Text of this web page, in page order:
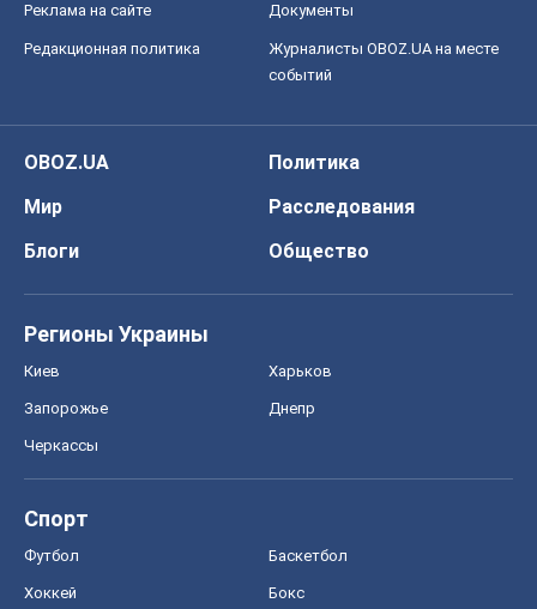
Реклама на сайте Документы
Редакционная политика
Журналисты OBOZ.UA на месте
событий
OBOZ.UA
Политика
Мир
Расследования
Блоги
Общество
Регионы Украины
Киев Харьков
Запорожье Днепр
Черкассы
Спорт
Футбол Баскетбол
Хоккей Бокс